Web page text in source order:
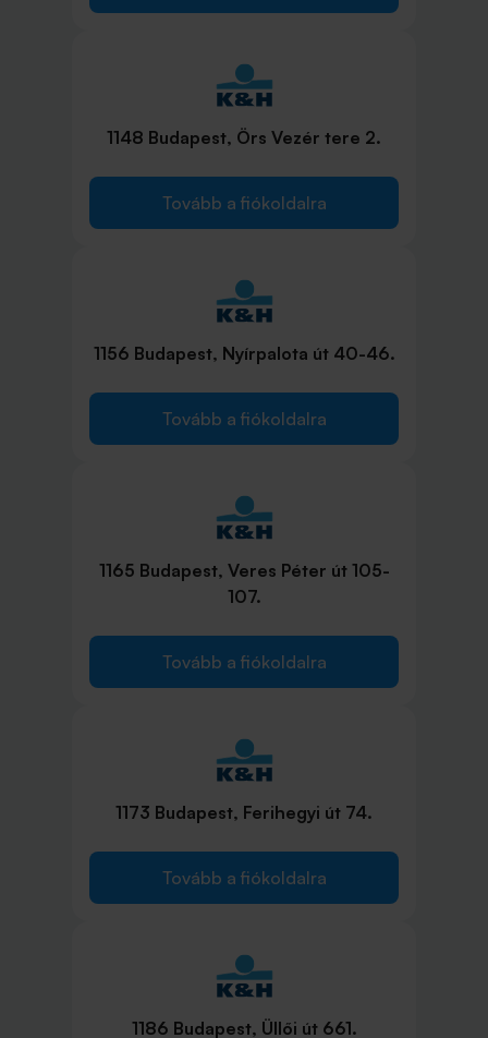
1148 Budapest, Örs Vezér tere 2.
Tovább a fiókoldalra
1156 Budapest, Nyírpalota út 40-46.
Tovább a fiókoldalra
1165 Budapest, Veres Péter út 105-
107.
Tovább a fiókoldalra
1173 Budapest, Ferihegyi út 74.
Tovább a fiókoldalra
1186 Budapest, Üllői út 661.